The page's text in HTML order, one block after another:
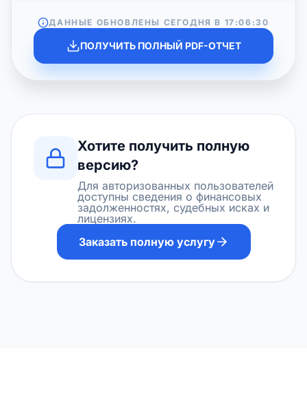
ДАННЫЕ ОБНОВЛЕНЫ СЕГОДНЯ В 17:06:30
ПОЛУЧИТЬ ПОЛНЫЙ PDF-ОТЧЕТ
Хотите получить полную
версию?
Для авторизованных пользователей
доступны сведения о финансовых
задолженностях, судебных исках и
лицензиях.
Заказать полную услугу